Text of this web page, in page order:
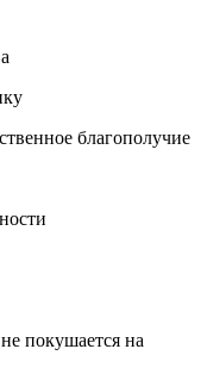
благополучие
покушается на